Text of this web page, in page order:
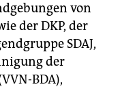
von
der DKP, der
SDAJ,
der
BDA),